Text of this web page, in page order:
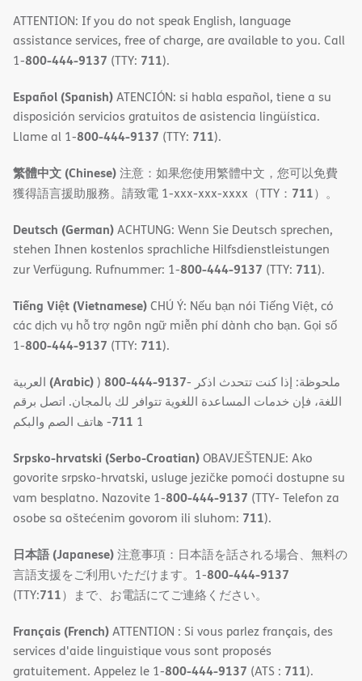
ATTENTION: If you do not speak English, language
assistance services, free of charge, are available to you. Call
1-800-444-9137 (TTY: 711).
Español (Spanish)ATENCIÓN: si habla español, tiene a su
disposición servicios gratuitos de asistencia lingüística.
Llame al 1-800-444-9137 (TTY: 711).
繁體中文 (Chinese)注意：如果您使用繁體中文，您可以免費
獲得語言援助服務。請致電 1-xxx-xxx-xxxx（TTY： 711）。
Deutsch (German)ACHTUNG: Wenn Sie Deutsch sprechen,
stehen Ihnen kostenlos sprachliche Hilfsdienstleistungen
zur Verfügung. Rufnummer: 1-800-444-9137 (TTY: 711).
Tiếng Việt (Vietnamese)CHÚ Ý: Nếu bạn nói Tiếng Việt, có
các dịch vụ hỗ trợ ngôn ngữ miễn phí dành cho bạn. Gọi số
1-800-444-9137 (TTY: 711).
(Arabic)) 800-444-9137- ملحوظة: إذا كنت تتحدث اذكر
اللغة، فإن خدمات المساعدة اللغویة تتوافر لك بالمجان. اتصل برقم
1
711- ھاتف الصم والبكم
Srpsko-hrvatski (Serbo-Croatian)OBAVJEŠTENJE: Ako
govorite srpsko-hrvatski, usluge jezičke pomoći dostupne su
vam besplatno. Nazovite 1-800-444-9137 (TTY- Telefon za
osobe sa oštećenim govorom ili sluhom: 711).
日本語 (Japanese)注意事項：日本語を話される場合、無料の
言語支援をご利用いただけます。1-800-444-9137
(TTY:711）まで、お電話にてご連絡ください。
Français (French)ATTENTION : Si vous parlez français, des
services d'aide linguistique vous sont proposés
gratuitement. Appelez le 1-800-444-9137 (ATS : 711).